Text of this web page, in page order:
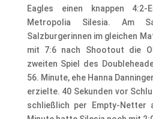
Eagles einen knappen 4:2-
Metropolia Silesia. Am
Salzburgerinnen im gleichen
mit 7:6 nach Shootout die
zweiten Spiel des
56. Minute, ehe Hanna
erzielte. 40 Sekunden vor
schließlich per Empty-Netter